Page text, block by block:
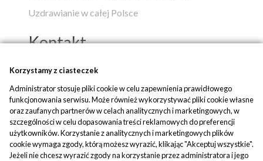
Uzdrawianie w całej Polsce
Kontakt
Popko - Centrum Medytacji i Uzdrawiania
ul. Piaskowa 1
42-700 Rusinowice
tel:+48 509 580 042
mail:biuro@popko.pl
Korzystamy z ciasteczek
Administrator stosuje pliki cookie w celu zapewnienia prawidłowego
funkcjonowania serwisu. Może również wykorzystywać pliki cookie własne
oraz zaufanych partnerów w celach analitycznych i marketingowych, w
szczególności w celu dopasowania treści reklamowych do preferencji
użytkowników. Korzystanie z analitycznych i marketingowych plików
cookie wymaga zgody, którą możesz wyrazić, klikając "Akceptuj wszystkie".
Jeżeli nie chcesz wyrazić zgody na korzystanie przez administratora i jego